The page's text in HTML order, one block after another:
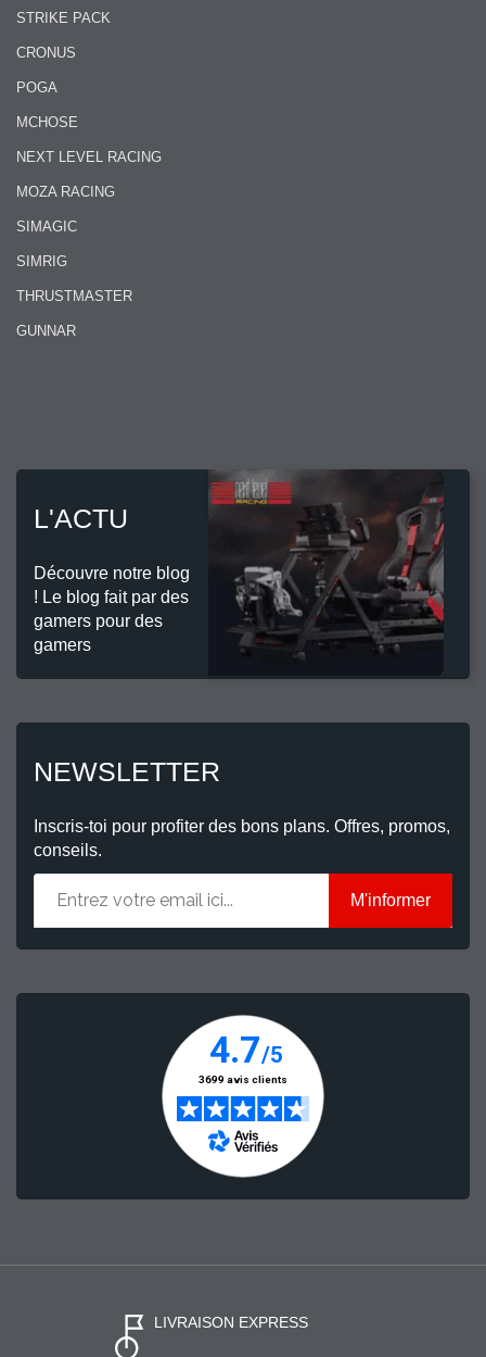
STRIKE PACK
CRONUS
POGA
MCHOSE
NEXT LEVEL RACING
MOZA RACING
SIMAGIC
SIMRIG
THRUSTMASTER
GUNNAR
L'ACTU
Découvre notre blog
! Le blog fait par des
gamers pour des
gamers
NEWSLETTER
Inscris-toi pour profiter des bons plans. Offres, promos,
conseils.
M'informer
LIVRAISON EXPRESS